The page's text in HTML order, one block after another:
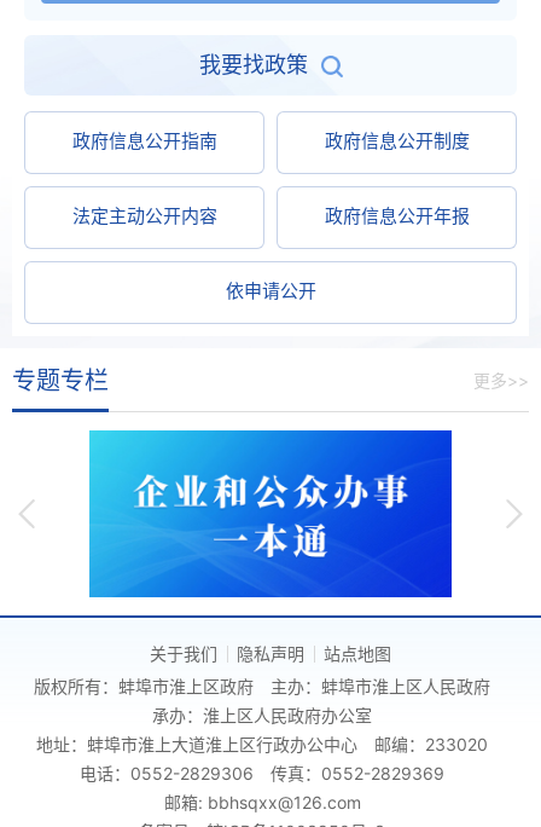
我要找政策
政府信息公开指南 政府信息公开制度
法定主动公开内容 政府信息公开年报
依申请公开
专题专栏 更多>>
关于我们 隐私声明
站点地图
版权所有：蚌埠市淮上区政府
主办：蚌埠市淮上区人民政府
承办：淮上区人民政府办公室
地址：蚌埠市淮上大道淮上区行政办公中心
邮编：233020
电话：0552-2829306
传真：0552-2829369
邮箱: bbhsqxx@126.com